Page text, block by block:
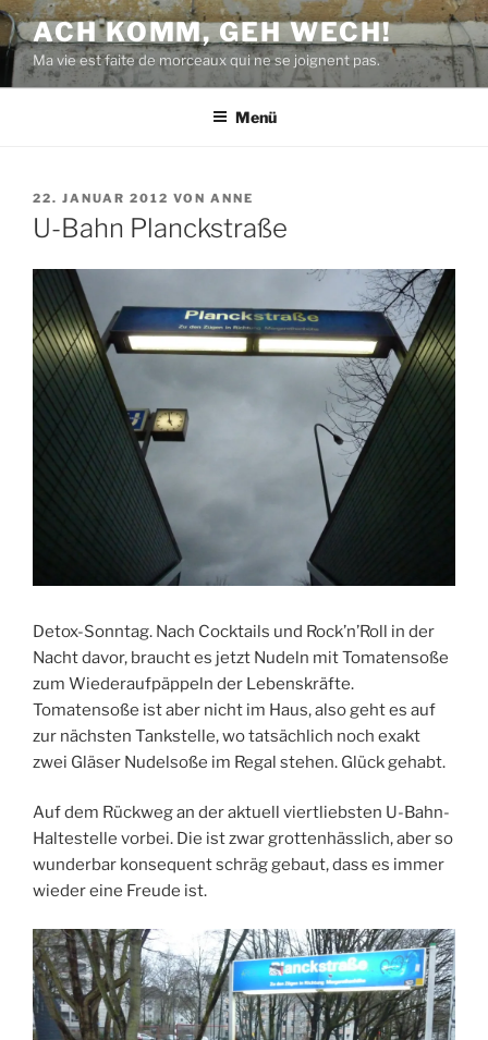
Zum
Inhalt
springen
ACH KOMM, GEH WECH!
Ma vie est faite de morceaux qui ne se joignent pas.
Menü
VERÖFFENTLICHT
AM
22. JANUAR 2012 VON ANNE
U-Bahn Planckstraße
Detox-Sonntag. Nach Cocktails und Rock’n’Roll in der
Nacht davor, braucht es jetzt Nudeln mit Tomatensoße
zum Wiederaufpäppeln der Lebenskräfte.
Tomatensoße ist aber nicht im Haus, also geht es auf
zur nächsten Tankstelle, wo tatsächlich noch exakt
zwei Gläser Nudelsoße im Regal stehen. Glück gehabt.
Auf dem Rückweg an der aktuell viertliebsten U-Bahn-
Haltestelle vorbei. Die ist zwar grottenhässlich, aber so
wunderbar konsequent schräg gebaut, dass es immer
wieder eine Freude ist.